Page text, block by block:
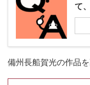
て
備州長船賀光の作品